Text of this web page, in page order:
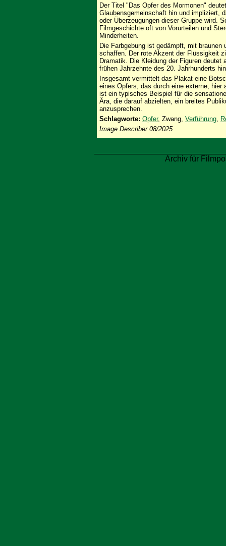
Der Titel "Das Opfer des Mormonen"
Glaubensgemeinschaft hin und impliziert,
oder Überzeugungen dieser Gruppe wird.
Filmgeschichte oft von Vorurteilen und
Minderheiten.
Die Farbgebung ist gedämpft, mit
schaffen. Der rote Akzent der Flüssigkeit
Dramatik. Die Kleidung der Figuren deutet
frühen Jahrzehnte des 20. Jahrhunderts
Insgesamt vermittelt das Plakat eine
eines Opfers, das durch eine externe,
ist ein typisches Beispiel für die
Ära, die darauf abzielten, ein breites
anzusprechen.
Schlagworte: Opfer, Zwang, Verführung,
Image Describer 08/2025
Archiv für